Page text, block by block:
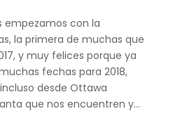
empezamos con la
la primera de muchas que
y muy felices porque ya
fechas para 2018,
desde Ottawa
que nos encuentren y...